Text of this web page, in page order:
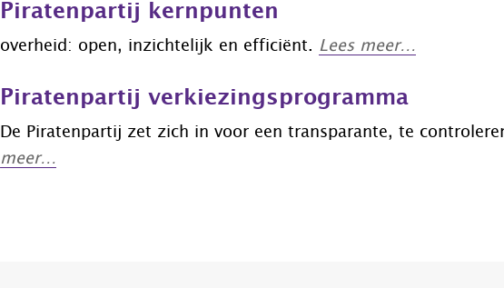
Piratenpartij kernpunten
overheid: open, inzichtelijk en efficiënt. Lees meer…
Piratenpartij verkiezingsprogramma
De Piratenpartij zet zich in voor een transparante, te
meer…